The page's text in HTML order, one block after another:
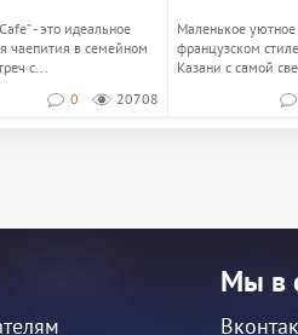
- это идеальное
чаепития в семейном
с...
20708
0
Маленькое
французском
Казани с самой
Мы в